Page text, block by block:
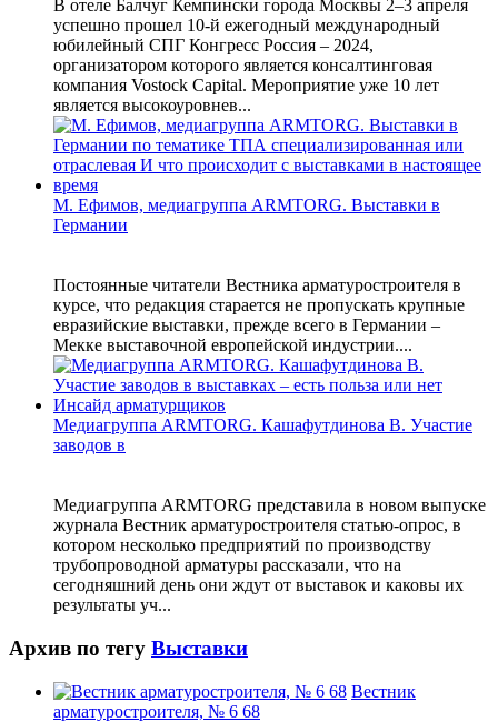
В отеле Балчуг Кемпински города Москвы 2–3 апреля
успешно прошел 10-й ежегодный международный
юбилейный СПГ Конгресс Россия – 2024,
организатором которого является консалтинговая
компания Vostock Capital. Мероприятие уже 10 лет
является высокоуровнев...
М. Ефимов, медиагруппа ARMTORG. Выставки в
Германии
Постоянные читатели Вестника арматуростроителя в
курсе, что редакция старается не пропускать крупные
евразийские выставки, прежде всего в Германии –
Мекке выставочной европейской индустрии....
Медиагруппа ARMTORG. Кашафутдинова В. Участие
заводов в
Медиагруппа ARMTORG представила в новом выпуске
журнала Вестник арматуростроителя статью-опрос, в
котором несколько предприятий по производству
трубопроводной арматуры рассказали, что на
сегодняшний день они ждут от выставок и каковы их
результаты уч...
Архив по тегу Выставки
Вестник
арматуростроителя, № 6 68